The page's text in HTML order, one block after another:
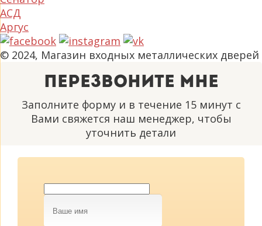
АСД
Аргус
© 2024, Магазин входных металлических дверей
Перезвоните мне
Заполните форму и в течение 15 минут с
Вами свяжется наш менеджер, чтобы
уточнить детали
Ваше
имя